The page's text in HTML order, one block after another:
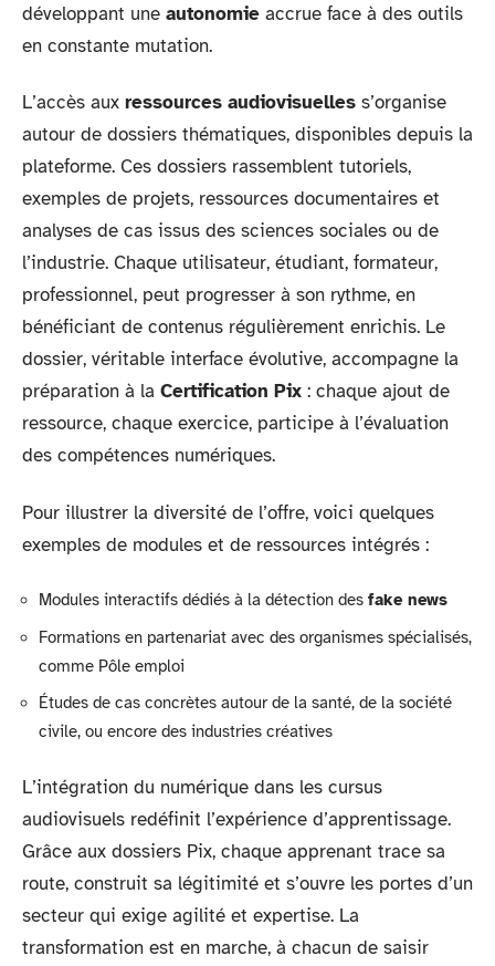
développant une autonomie accrue face à des outils
en constante mutation.
L’accès aux ressources audiovisuelles s’organise
autour de dossiers thématiques, disponibles depuis la
plateforme. Ces dossiers rassemblent tutoriels,
exemples de projets, ressources documentaires et
analyses de cas issus des sciences sociales ou de
l’industrie. Chaque utilisateur, étudiant, formateur,
professionnel, peut progresser à son rythme, en
bénéficiant de contenus régulièrement enrichis. Le
dossier, véritable interface évolutive, accompagne la
préparation à la Certification Pix : chaque ajout de
ressource, chaque exercice, participe à l’évaluation
des compétences numériques.
Pour illustrer la diversité de l’offre, voici quelques
exemples de modules et de ressources intégrés :
Modules interactifs dédiés à la détection des fake news
Formations en partenariat avec des organismes spécialisés,
comme Pôle emploi
Études de cas concrètes autour de la santé, de la société
civile, ou encore des industries créatives
L’intégration du numérique dans les cursus
audiovisuels redéfinit l’expérience d’apprentissage.
Grâce aux dossiers Pix, chaque apprenant trace sa
route, construit sa légitimité et s’ouvre les portes d’un
secteur qui exige agilité et expertise. La
transformation est en marche, à chacun de saisir